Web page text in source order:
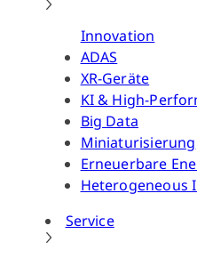
Innovation
ADAS
XR-Geräte
KI & High-
Big Data
Miniaturisierung
Erneuerbare
Heterogeneous
Service